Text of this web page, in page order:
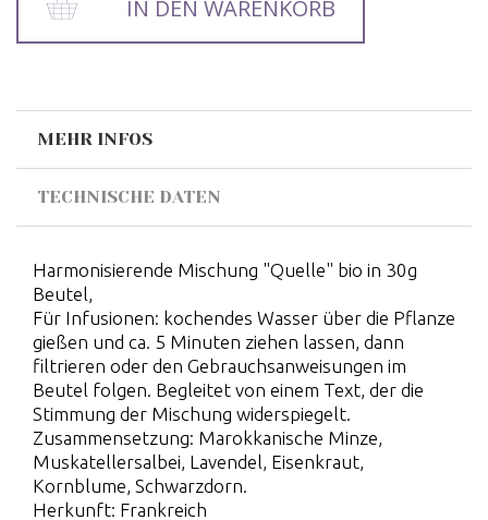
IN DEN WARENKORB
MEHR INFOS
TECHNISCHE DATEN
Harmonisierende Mischung "Quelle" bio in 30g
Beutel,
Für Infusionen: kochendes Wasser über die Pflanze
gießen und ca. 5 Minuten ziehen lassen, dann
filtrieren oder den Gebrauchsanweisungen im
Beutel folgen. Begleitet von einem Text, der die
Stimmung der Mischung widerspiegelt.
Zusammensetzung: Marokkanische Minze,
Muskatellersalbei, Lavendel, Eisenkraut,
Kornblume, Schwarzdorn.
Herkunft: Frankreich